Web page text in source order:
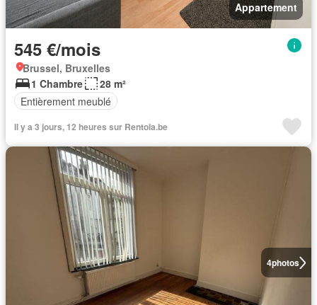
Appartement
545 €/mois
Brussel, Bruxelles
1 Chambre
28 m²
Entièrement meublé
Il y a 3 jours, 12 heures sur Rentola.be
4photos